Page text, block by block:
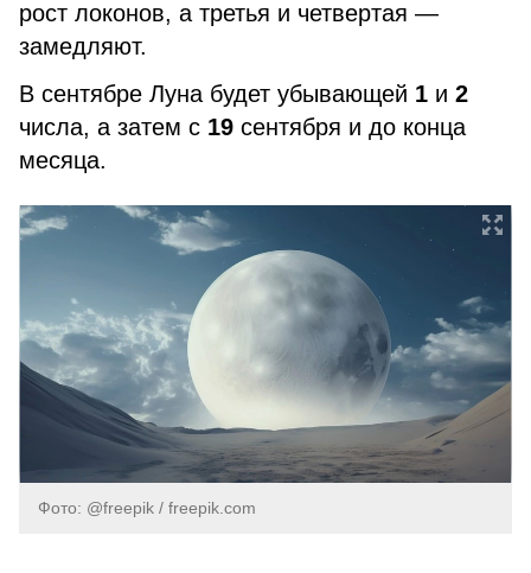
рост локонов, а третья и четвертая —
замедляют.
В сентябре Луна будет убывающей 1 и 2
числа, а затем с 19 сентября и до конца
месяца.
Фото: @freepik / freepik.com